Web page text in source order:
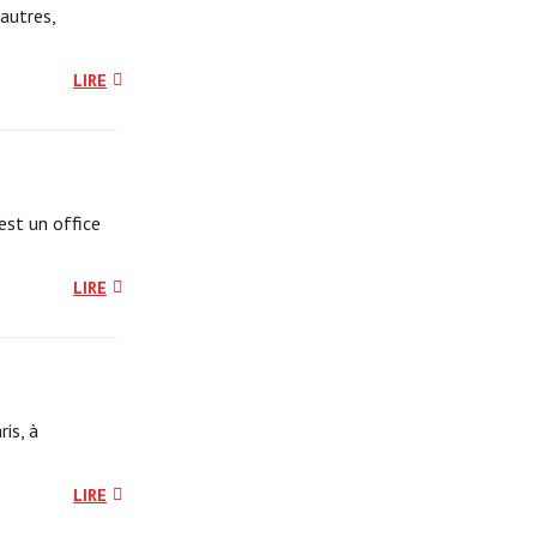
LIRE
un office
LIRE
à
LIRE